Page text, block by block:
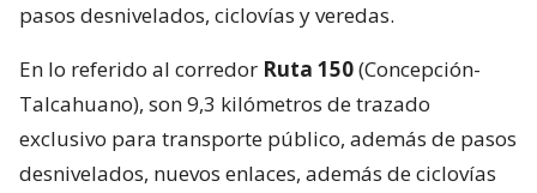
pasos desnivelados, ciclovías y veredas.
En lo referido al corredor Ruta 150(Concepción-
Talcahuano), son 9,3 kilómetros de trazado
exclusivo para transporte público, además de pasos
desnivelados, nuevos enlaces, además de ciclovías